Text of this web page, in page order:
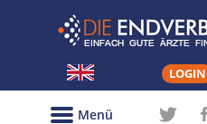
LOGIN
Menü